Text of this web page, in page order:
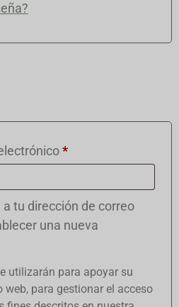
*
tu dirección de correo
una nueva
utilizarán para apoyar su
web, para gestionar el acceso